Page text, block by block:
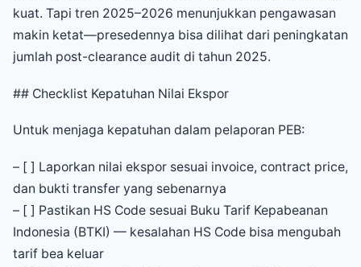
kuat. Tapi tren 2025–2026 menunjukkan pengawasan
makin ketat—presedennya bisa dilihat dari peningkatan
jumlah post-clearance audit di tahun 2025.
## Checklist Kepatuhan Nilai Ekspor
Untuk menjaga kepatuhan dalam pelaporan PEB:
– [ ] Laporkan nilai ekspor sesuai invoice, contract price,
dan bukti transfer yang sebenarnya
– [ ] Pastikan HS Code sesuai Buku Tarif Kepabeanan
Indonesia (BTKI) — kesalahan HS Code bisa mengubah
tarif bea keluar